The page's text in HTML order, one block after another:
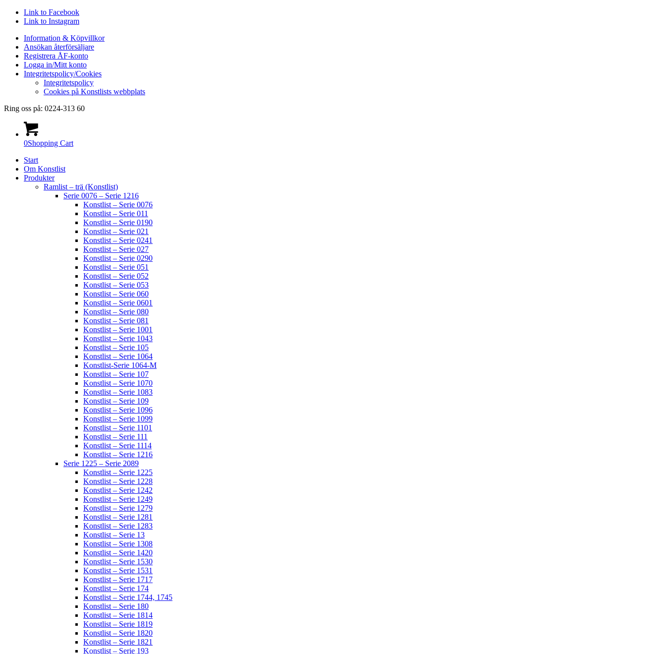
Link to Facebook
Link to Instagram
Information & Köpvillkor
Ansökan återförsäljare
Registrera ÅF-konto
Logga in/Mitt konto
Integritetspolicy/Cookies
Integritetspolicy
Cookies på Konstlists webbplats
Ring oss på: 0224-313 60
0Shopping Cart
Start
Om Konstlist
Produkter
Ramlist – trä (Konstlist)
Serie 0076 – Serie 1216
Konstlist – Serie 0076
Konstlist – Serie 011
Konstlist – Serie 0190
Konstlist – Serie 021
Konstlist – Serie 0241
Konstlist – Serie 027
Konstlist – Serie 0290
Konstlist – Serie 051
Konstlist – Serie 052
Konstlist – Serie 053
Konstlist – Serie 060
Konstlist – Serie 0601
Konstlist – Serie 080
Konstlist – Serie 081
Konstlist – Serie 1001
Konstlist – Serie 1043
Konstlist – Serie 105
Konstlist – Serie 1064
Konstlist-Serie 1064-M
Konstlist – Serie 107
Konstlist – Serie 1070
Konstlist – Serie 1083
Konstlist – Serie 109
Konstlist – Serie 1096
Konstlist – Serie 1099
Konstlist – Serie 1101
Konstlist – Serie 111
Konstlist – Serie 1114
Konstlist – Serie 1216
Serie 1225 – Serie 2089
Konstlist – Serie 1225
Konstlist – Serie 1228
Konstlist – Serie 1242
Konstlist – Serie 1249
Konstlist – Serie 1279
Konstlist – Serie 1281
Konstlist – Serie 1283
Konstlist – Serie 13
Konstlist – Serie 1308
Konstlist – Serie 1420
Konstlist – Serie 1530
Konstlist – Serie 1531
Konstlist – Serie 1717
Konstlist – Serie 174
Konstlist – Serie 1744, 1745
Konstlist – Serie 180
Konstlist – Serie 1814
Konstlist – Serie 1819
Konstlist – Serie 1820
Konstlist – Serie 1821
Konstlist – Serie 193